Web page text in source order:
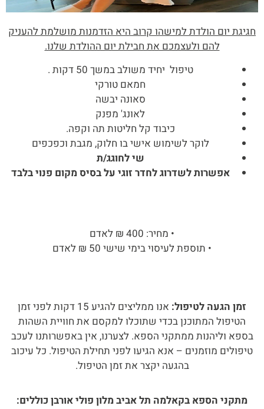
חגיגת יום הולדת למישהו קרוב היא הזדמנות מושלמת להעניק
להם ולעצמכם את חבילת יום ההולדת שלנו.
טיפול יחיד משולב במשך 50 דקות .
חמאם טורקי
סאונה יבשה
לאונג' מפנק
כיבוד קל חליטות תה וקפה.
לוקר לשימוש אישי בו חלוק, מגבת וכפכפים
שי לחוגג/ת
אפשרות לשדרוג לחדר זוגי על בסיס מקום פנוי בלבד
• מחיר: 400 ₪ לאדם
• תוספת לעיסוי בימי שישי 50 ₪ לאדם
זמן הגעה לטיפול:
אנו ממליצים להגיע 15 דקות לפני זמן
הטיפול המתוכנן בכדי שתוכלו למקסם את חוויית השהות
בספא וליהנות ממתקני הספא. לצערנו, אין באפשרותנו לעכב
טיפולים מוזמנים – אנא הגיעו לפני תחילת הטיפול. כל עיכוב
בהגעה יקצר את זמן הטיפול.
מתקני הספא בקאלמה תל אביב מלון פולי אורבן כוללים: